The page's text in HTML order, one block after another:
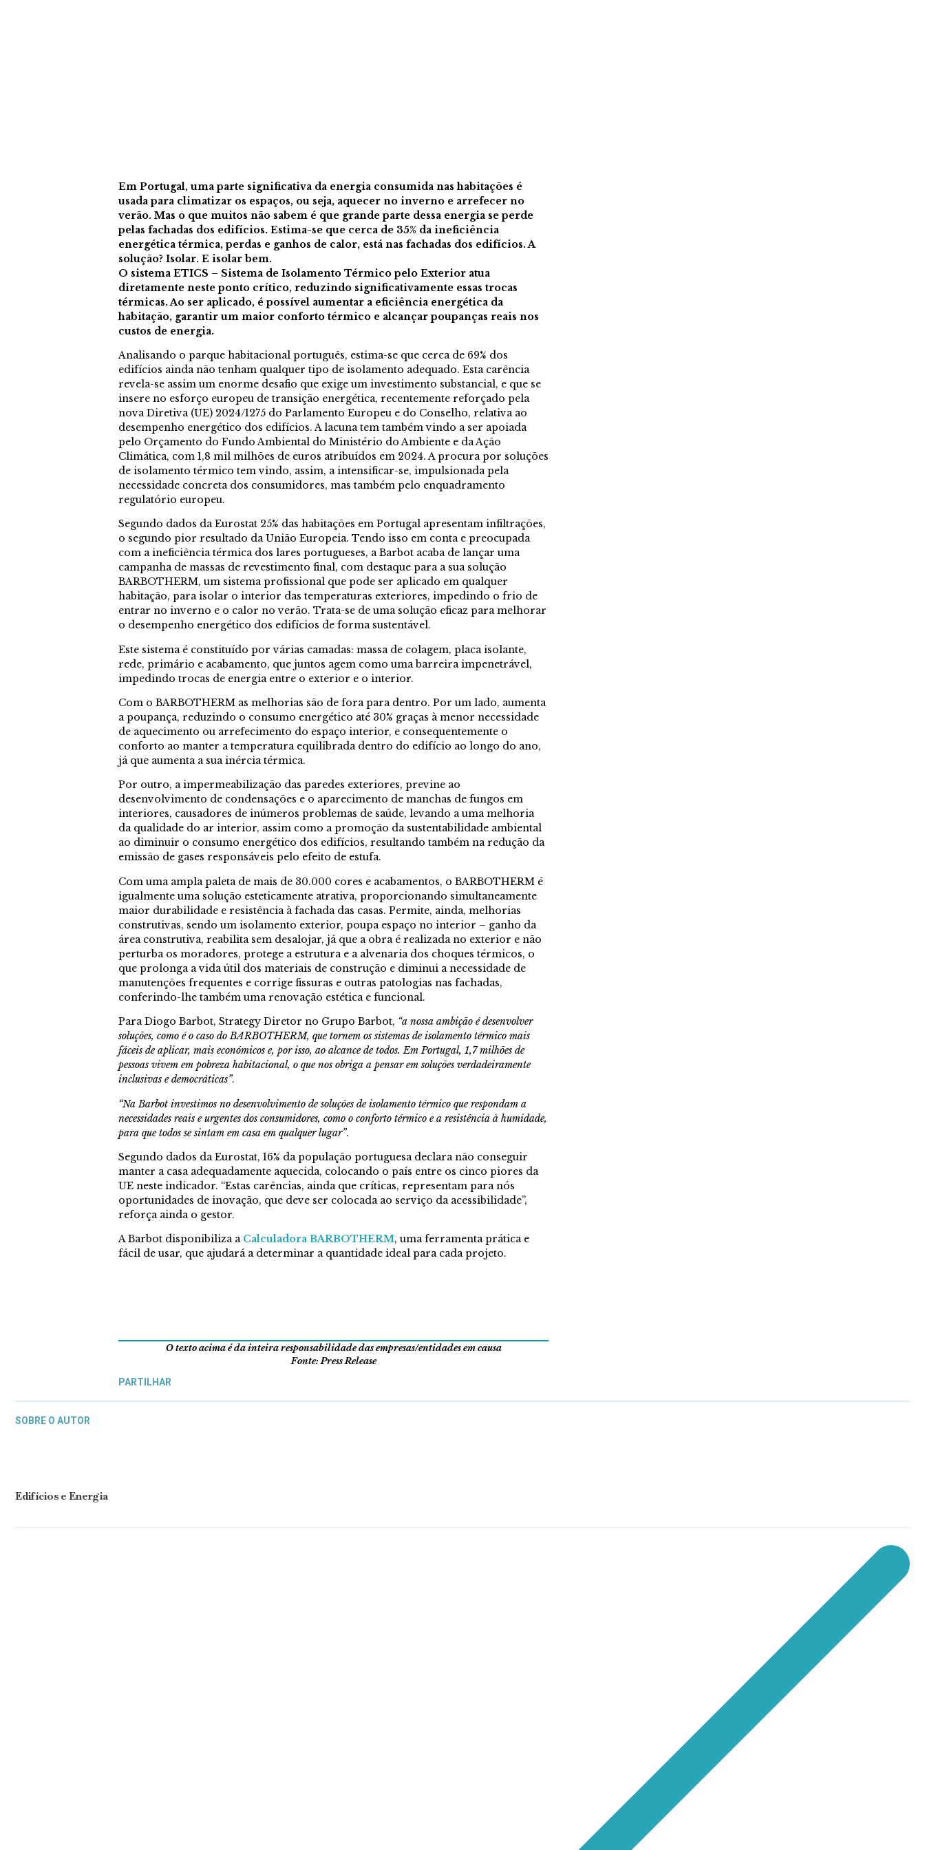
Em Portugal, uma parte significativa da energia consumida nas habitações é
usada para climatizar os espaços, ou seja, aquecer no inverno e arrefecer no
verão. Mas o que muitos não sabem é que grande parte dessa energia se perde
pelas fachadas dos edifícios. Estima-se que cerca de 35% da ineficiência
energética térmica, perdas e ganhos de calor, está nas fachadas dos edifícios. A
solução? Isolar. E isolar bem.
O sistema ETICS – Sistema de Isolamento Térmico pelo Exterior atua
diretamente neste ponto crítico, reduzindo significativamente essas trocas
térmicas. Ao ser aplicado, é possível aumentar a eficiência energética da
habitação, garantir um maior conforto térmico e alcançar poupanças reais nos
custos de energia.
Analisando o parque habitacional português, estima-se que cerca de 69% dos
edifícios ainda não tenham qualquer tipo de isolamento adequado. Esta carência
revela-se assim um enorme desafio que exige um investimento substancial, e que se
insere no esforço europeu de transição energética, recentemente reforçado pela
nova Diretiva (UE) 2024/1275 do Parlamento Europeu e do Conselho, relativa ao
desempenho energético dos edifícios. A lacuna tem também vindo a ser apoiada
pelo Orçamento do Fundo Ambiental do Ministério do Ambiente e da Ação
Climática, com 1,8 mil milhões de euros atribuídos em 2024. A procura por soluções
de isolamento térmico tem vindo, assim, a intensificar-se, impulsionada pela
necessidade concreta dos consumidores, mas também pelo enquadramento
regulatório europeu.
Segundo dados da Eurostat 25% das habitações em Portugal apresentam infiltrações,
o segundo pior resultado da União Europeia. Tendo isso em conta e preocupada
com a ineficiência térmica dos lares portugueses, a Barbot acaba de lançar uma
campanha de massas de revestimento final, com destaque para a sua solução
BARBOTHERM, um sistema profissional que pode ser aplicado em qualquer
habitação, para isolar o interior das temperaturas exteriores, impedindo o frio de
entrar no inverno e o calor no verão. Trata-se de uma solução eficaz para melhorar
o desempenho energético dos edifícios de forma sustentável.
Este sistema é constituído por várias camadas: massa de colagem, placa isolante,
rede, primário e acabamento, que juntos agem como uma barreira impenetrável,
impedindo trocas de energia entre o exterior e o interior.
Com o BARBOTHERM as melhorias são de fora para dentro. Por um lado, aumenta
a poupança, reduzindo o consumo energético até 30% graças à menor necessidade
de aquecimento ou arrefecimento do espaço interior, e consequentemente o
conforto ao manter a temperatura equilibrada dentro do edifício ao longo do ano,
já que aumenta a sua inércia térmica.
Por outro, a impermeabilização das paredes exteriores, previne ao
desenvolvimento de condensações e o aparecimento de manchas de fungos em
interiores, causadores de inúmeros problemas de saúde, levando a uma melhoria
da qualidade do ar interior, assim como a promoção da sustentabilidade ambiental
ao diminuir o consumo energético dos edifícios, resultando também na redução da
emissão de gases responsáveis pelo efeito de estufa.
Com uma ampla paleta de mais de 30.000 cores e acabamentos, o BARBOTHERM é
igualmente uma solução esteticamente atrativa, proporcionando simultaneamente
maior durabilidade e resistência à fachada das casas. Permite, ainda, melhorias
construtivas, sendo um isolamento exterior, poupa espaço no interior – ganho da
área construtiva, reabilita sem desalojar, já que a obra é realizada no exterior e não
perturba os moradores, protege a estrutura e a alvenaria dos choques térmicos, o
que prolonga a vida útil dos materiais de construção e diminui a necessidade de
manutenções frequentes e corrige fissuras e outras patologias nas fachadas,
conferindo-lhe também uma renovação estética e funcional.
Para Diogo Barbot, Strategy Diretor no Grupo Barbot, “a nossa ambição é desenvolver
soluções, como é o caso do BARBOTHERM, que tornem os sistemas de isolamento térmico mais
fáceis de aplicar, mais económicos e, por isso, ao alcance de todos. Em Portugal, 1,7 milhões de
pessoas vivem em pobreza habitacional, o que nos obriga a pensar em soluções verdadeiramente
inclusivas e democráticas”.
“Na Barbot investimos no desenvolvimento de soluções de isolamento térmico que respondam a
necessidades reais e urgentes dos consumidores, como o conforto térmico e a resistência à humidade,
para que todos se sintam em casa em qualquer lugar”.
Segundo dados da Eurostat, 16% da população portuguesa declara não conseguir
manter a casa adequadamente aquecida, colocando o país entre os cinco piores da
UE neste indicador. “Estas carências, ainda que críticas, representam para nós
oportunidades de inovação, que deve ser colocada ao serviço da acessibilidade”,
reforça ainda o gestor.
A Barbot disponibiliza a Calculadora BARBOTHERM, uma ferramenta prática e
fácil de usar, que ajudará a determinar a quantidade ideal para cada projeto.
O texto acima é da inteira responsabilidade das empresas/entidades em causa
Fonte: Press Release
PARTILHAR
SOBRE O AUTOR
Edifícios e Energia